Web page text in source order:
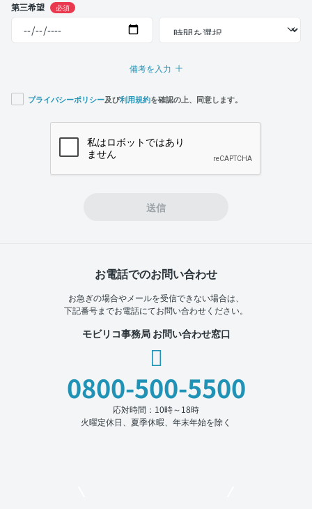
第三希望 必須
備考を入力
プライバシーポリシー及び利用規約を確認の上、同意します。
送信
お電話でのお問い合わせ
お急ぎの場合やメールを受信できない場合は、
下記番号までお電話にてお問い合わせください。
モビリコ事務局 お問い合わせ窓口
0800-500-5500
応対時間：10時～18時
火曜定休日、夏季休暇、年末年始を除く